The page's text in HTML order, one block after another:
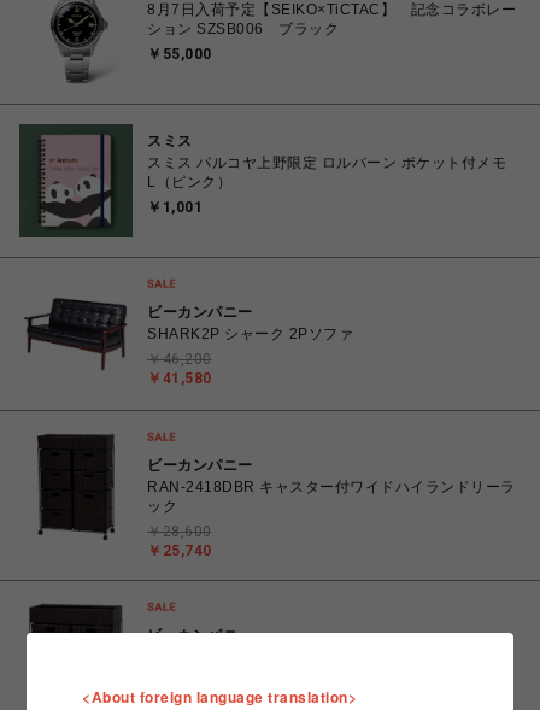
8月7日入荷予定【SEIKO×TiCTAC】 記念コラボレー
ション SZSB006 ブラック
￥55,000
スミス
スミス パルコヤ上野限定 ロルバーン ポケット付メモ
L（ピンク）
￥1,001
ビーカンパニー
SHARK2P シャーク 2Pソファ
￥41,580
￥46,200
ビーカンパニー
RAN-2418DBR キャスター付ワイドハイランドリーラ
ック
￥25,740
￥28,600
ビーカンパニー
￥26,180
<About foreign language translation>